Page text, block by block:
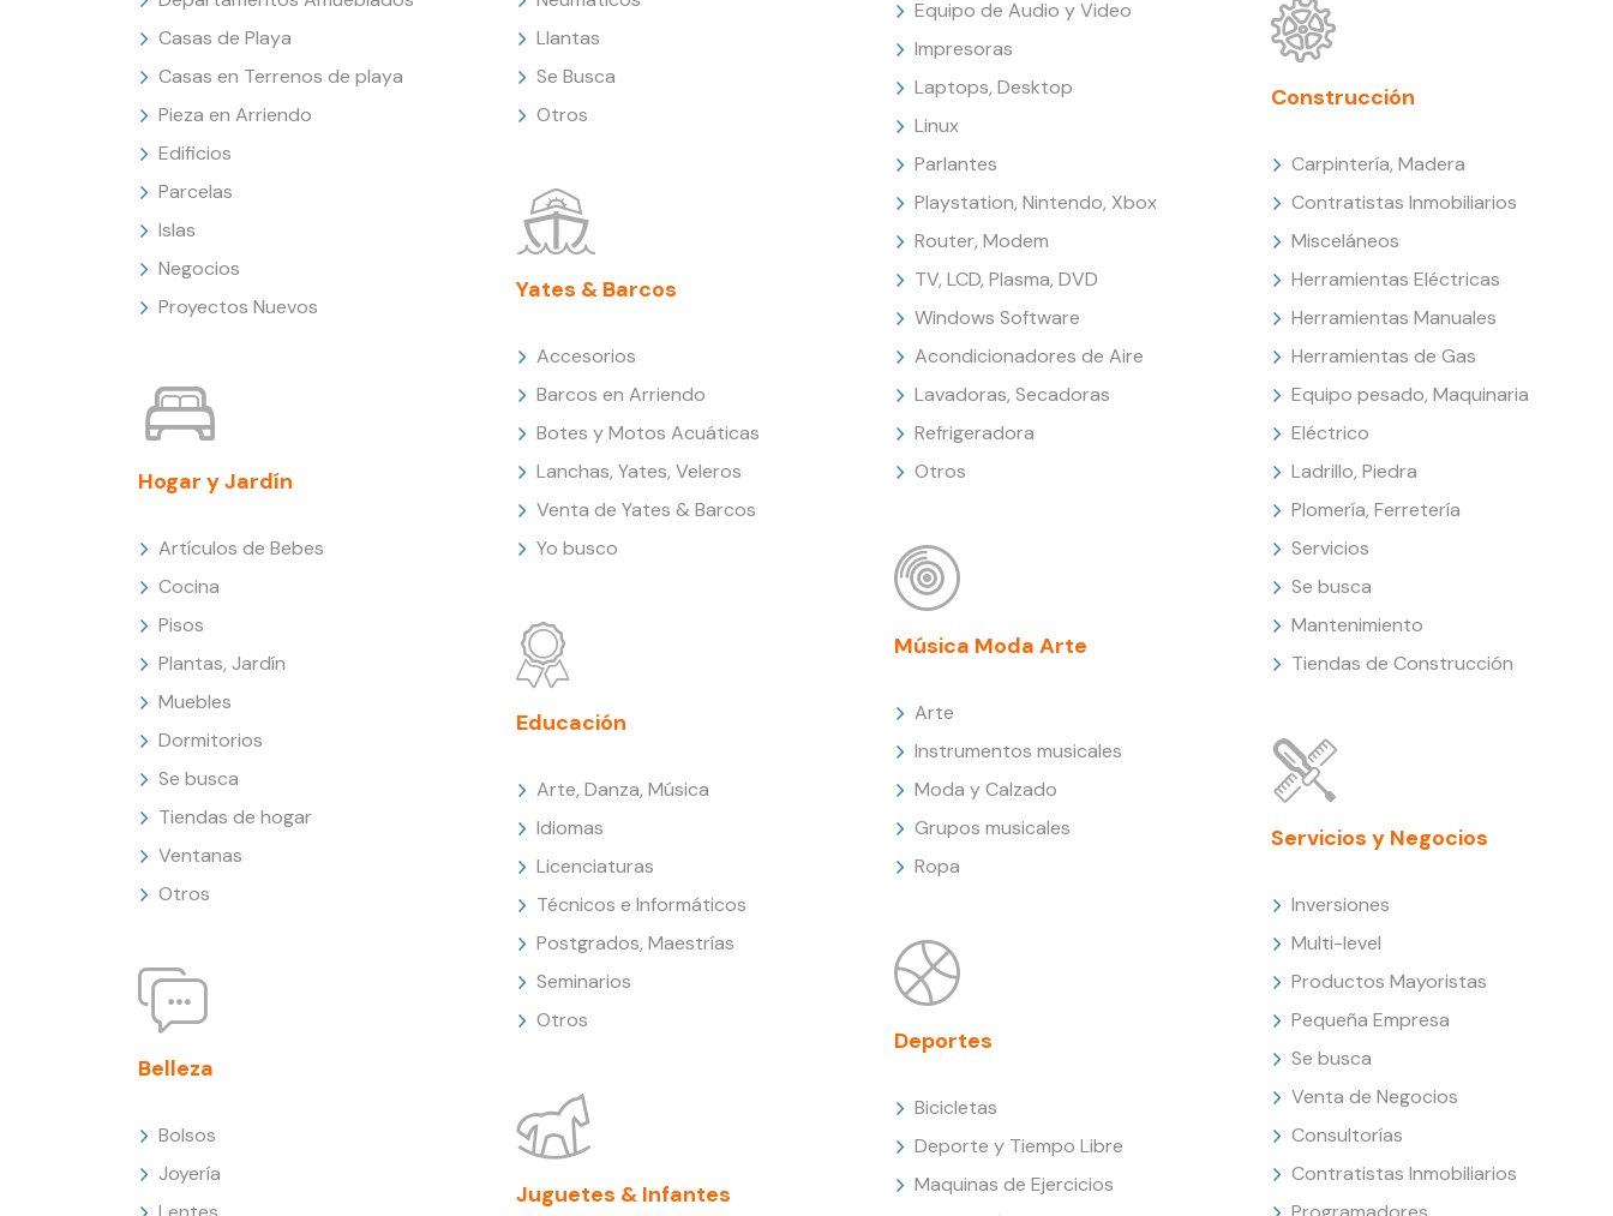
Casas de Playa
Casas en Terrenos de playa
Pieza en Arriendo
Edificios
Parcelas
Islas
Negocios
Proyectos Nuevos
Hogar y Jardín
Artículos de Bebes
Cocina
Pisos
Plantas, Jardín
Muebles
Dormitorios
Se busca
Tiendas de hogar
Ventanas
Otros
Belleza
Bolsos
Joyería
Llantas
Se Busca
Otros
Yates & Barcos
Accesorios
Barcos en Arriendo
Botes y Motos Acuáticas
Lanchas, Yates, Veleros
Venta de Yates & Barcos
Yo busco
Educación
Arte, Danza, Música
Idiomas
Licenciaturas
Técnicos e Informáticos
Postgrados, Maestrías
Seminarios
Otros
Juguetes & Infantes
Equipo de Audio y Video
Impresoras
Laptops, Desktop
Linux
Parlantes
Playstation, Nintendo, Xbox
Router, Modem
TV, LCD, Plasma, DVD
Windows Software
Acondicionadores de Aire
Lavadoras, Secadoras
Refrigeradora
Otros
Música Moda Arte
Arte
Instrumentos musicales
Moda y Calzado
Grupos musicales
Ropa
Deportes
Bicicletas
Deporte y Tiempo Libre
Maquinas de Ejercicios
Construcción
Carpintería, Madera
Contratistas Inmobiliarios
Misceláneos
Herramientas Eléctricas
Herramientas Manuales
Herramientas de Gas
Equipo pesado, Maquinaria
Eléctrico
Ladrillo, Piedra
Plomería, Ferretería
Servicios
Se busca
Mantenimiento
Tiendas de Construcción
Servicios y Negocios
Inversiones
Multi-level
Productos Mayoristas
Pequeña Empresa
Se busca
Venta de Negocios
Consultorías
Contratistas Inmobiliarios